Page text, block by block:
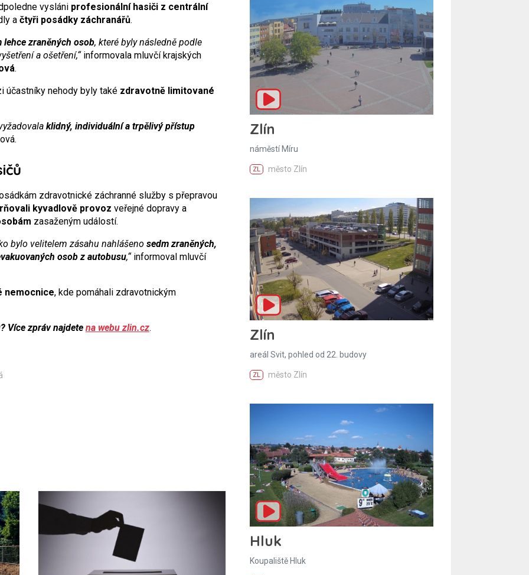
vysláni profesionální hasiči z centrální
a čtyři posádky záchranářů.
lehce zraněných osob, které byly následně podle
a ošetření,“informovala mluvčí krajských
.
účastníky nehody byly také zdravotně limitované
klidný, individuální a trpělivý přístup
zdravotnické záchranné služby s přepravou
kyvadlově provoz veřejné dopravy a
zasaženým událostí.
bylo velitelem zásahu nahlášeno sedm zraněných,
osob z autobusu,“informoval mluvčí
nemocnice, kde pomáhali zdravotnickým
Více zpráv najdete na webu zlin.cz.
Zlín
náměstí Míru
ZL město Zlín
Zlín
areál Svit, pohled od 22. budovy
ZL město Zlín
Hluk
Koupaliště Hluk